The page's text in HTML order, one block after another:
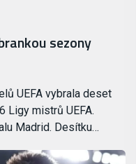
sezony
UEFA vybrala deset
Ligy mistrů UEFA.
Madrid. Desítku…